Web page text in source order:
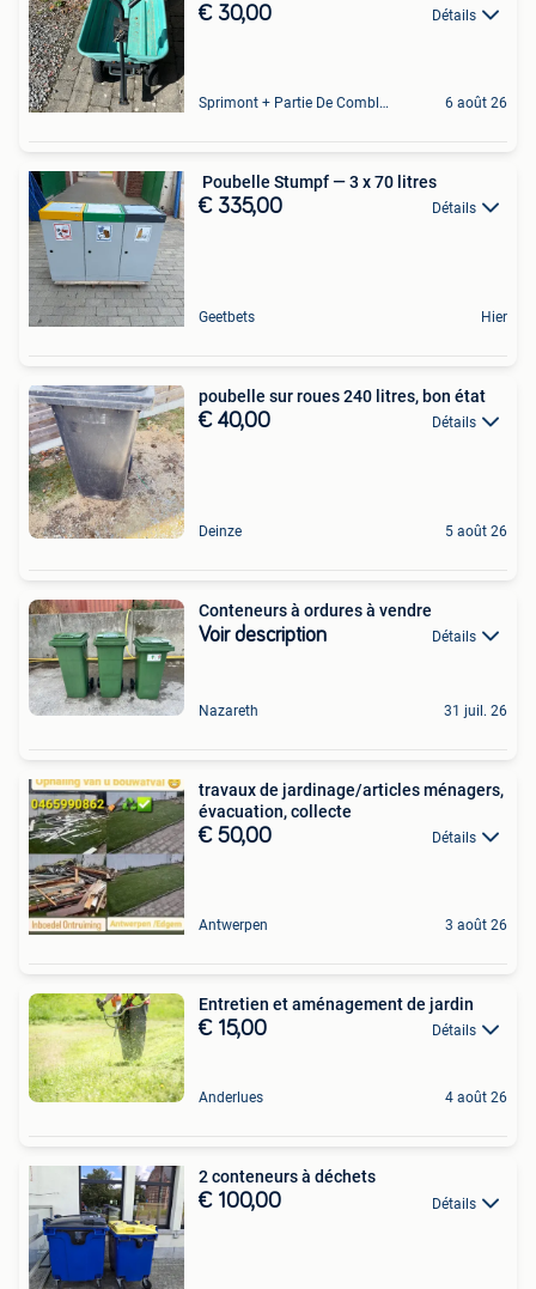
€ 30,00 Détails
Sprimont + Partie De Comblain-Au-Pont 6 août 26
️ Poubelle Stumpf — 3 x 70 litres
€ 335,00 Détails
Geetbets Hier
poubelle sur roues 240 litres, bon état
€ 40,00 Détails
Deinze 5 août 26
Conteneurs à ordures à vendre
Voir description Détails
Nazareth 31 juil. 26
travaux de jardinage/articles ménagers,
évacuation, collecte
€ 50,00 Détails
Antwerpen 3 août 26
Entretien et aménagement de jardin
€ 15,00 Détails
Anderlues 4 août 26
2 conteneurs à déchets
€ 100,00 Détails